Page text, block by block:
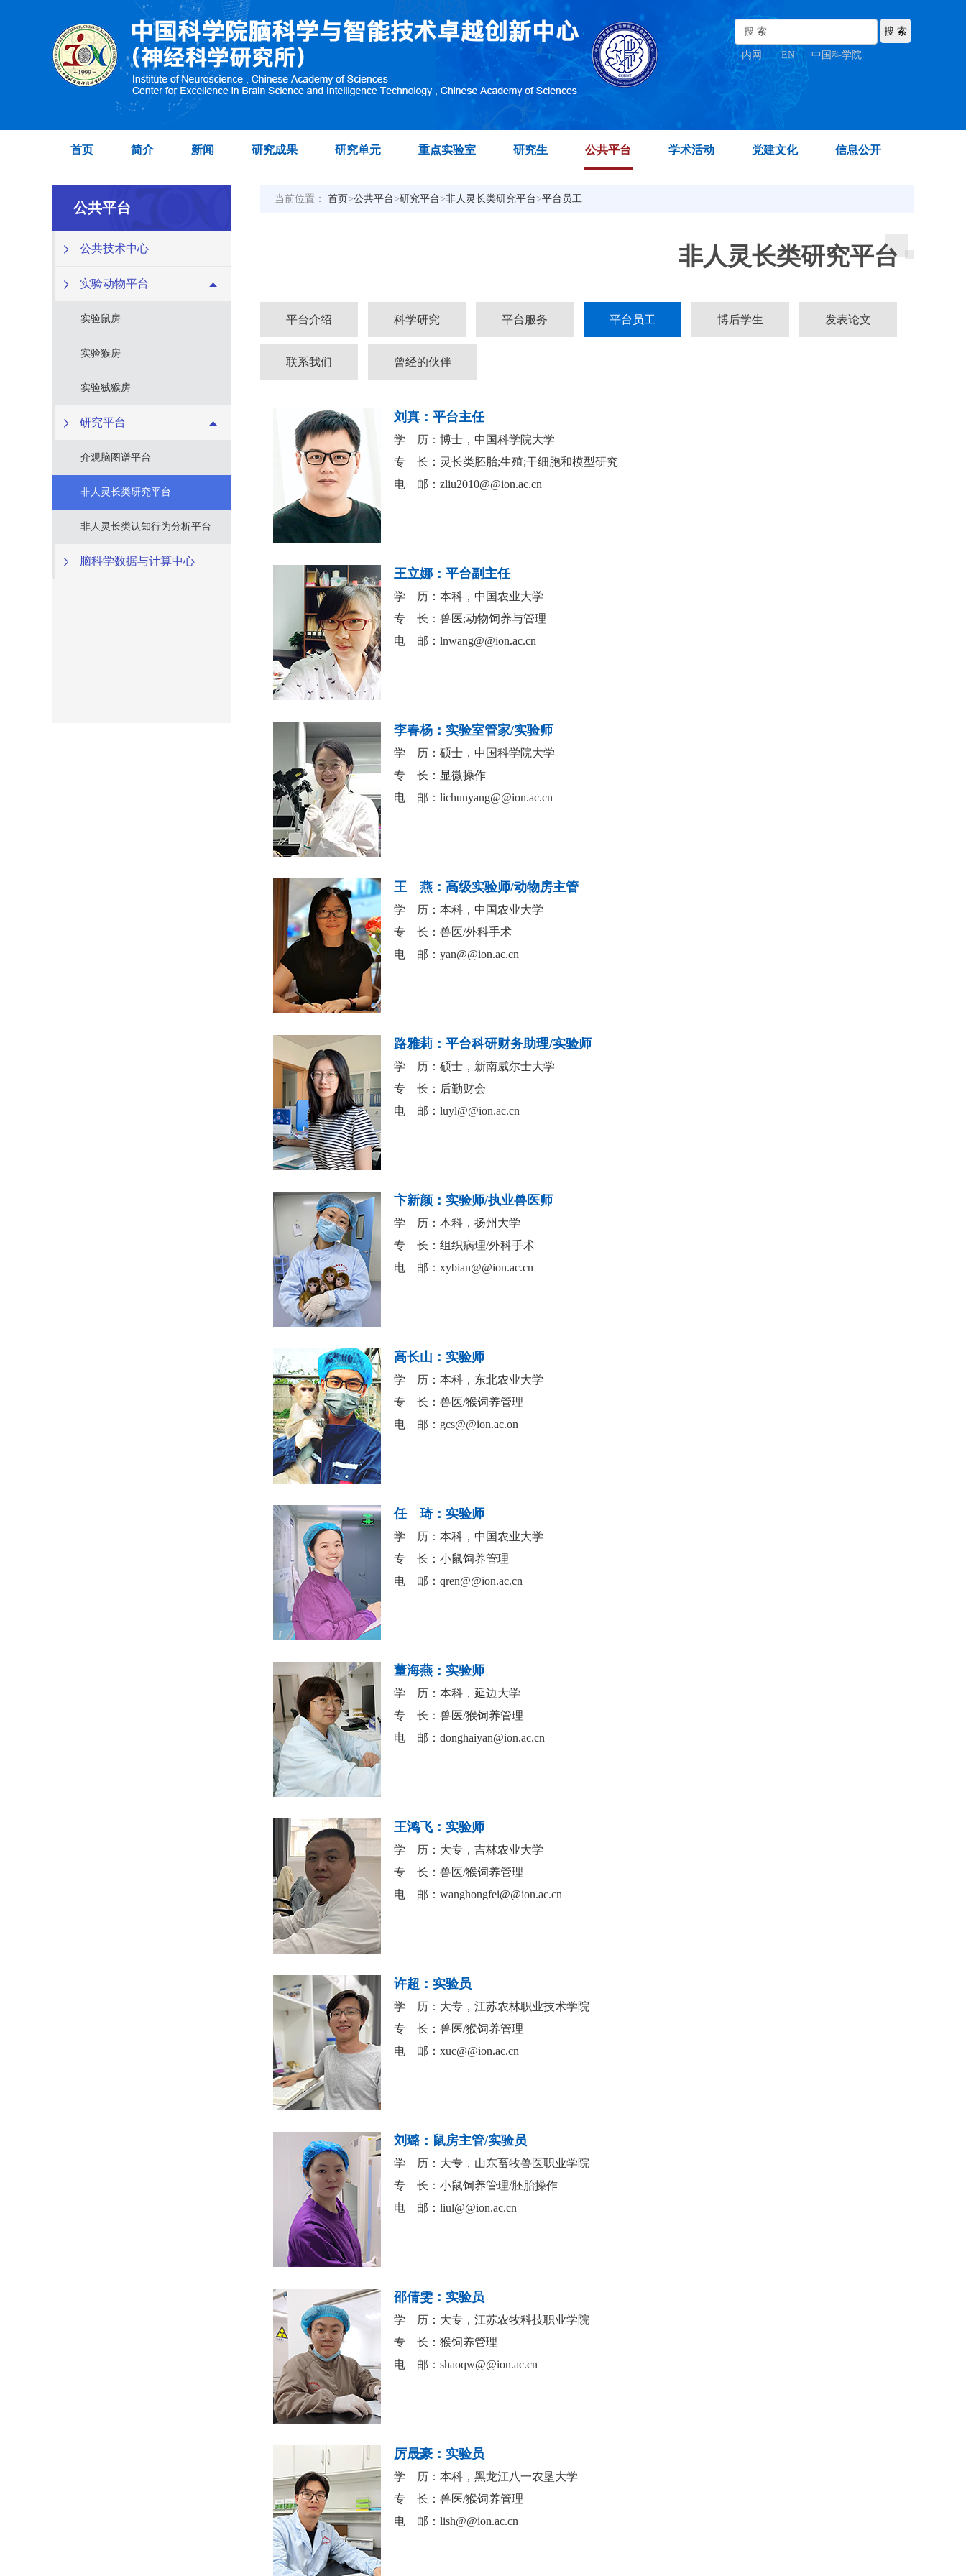
内网 EN | 中国科学院
首页 简介 新闻 研究成果 研究单元 重点实验室 研究生 公共平台 学术活动 党建文化 信息公开
公共平台
公共技术中心
实验动物平台
实验鼠房
实验猴房
实验狨猴房
研究平台
介观脑图谱平台
非人灵长类研究平台
非人灵长类认知行为分析平台
脑科学数据与计算中心
当前位置： 首页>公共平台>研究平台>非人灵长类研究平台>平台员工
非人灵长类研究平台
平台介绍 科学研究 平台服务 平台员工 博后学生 发表论文
联系我们 曾经的伙伴
刘真：平台主任
学 历：博士，中国科学院大学
专 长：灵长类胚胎;生殖;干细胞和模型研究
电 邮： zliu2010@@ion.ac.cn
王立娜：平台副主任
学 历：本科，中国农业大学
专 长：兽医;动物饲养与管理
电 邮： lnwang@@ion.ac.cn
李春杨：实验室管家/实验师
学 历：硕士，中国科学院大学
专 长：显微操作
电 邮： lichunyang@@ion.ac.cn
王 燕：高级实验师/动物房主管
学 历：本科，中国农业大学
专 长：兽医/外科手术
电 邮： yan@@ion.ac.cn
路雅莉：平台科研财务助理/实验师
学 历：硕士，新南威尔士大学
专 长：后勤财会
电 邮： luyl@@ion.ac.cn
卞新颜：实验师/执业兽医师
学 历：本科，扬州大学
专 长：组织病理/外科手术
电 邮： xybian@@ion.ac.cn
高长山：实验师
学 历：本科，东北农业大学
专 长：兽医/猴饲养管理
电 邮： gcs@@ion.ac.on
任 琦：实验师
学 历：本科，中国农业大学
专 长：小鼠饲养管理
电 邮： qren@@ion.ac.cn
董海燕：实验师
学 历：本科，延边大学
专 长：兽医/猴饲养管理
电 邮： donghaiyan@ion.ac.cn
王鸿飞：实验师
学 历：大专，吉林农业大学
专 长：兽医/猴饲养管理
电 邮： wanghongfei@@ion.ac.cn
许超：实验员
学 历：大专，江苏农林职业技术学院
专 长：兽医/猴饲养管理
电 邮： xuc@@ion.ac.cn
刘璐：鼠房主管/实验员
学 历：大专，山东畜牧兽医职业学院
专 长：小鼠饲养管理/胚胎操作
电 邮： liul@@ion.ac.cn
邵倩雯：实验员
学 历：大专，江苏农牧科技职业学院
专 长：猴饲养管理
电 邮： shaoqw@@ion.ac.cn
厉晟豪：实验员
学 历：本科，黑龙江八一农垦大学
专 长：兽医/猴饲养管理
电 邮： lish@@ion.ac.cn